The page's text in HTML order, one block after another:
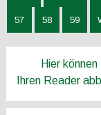
57 58 59
Hier
Ihren Reader